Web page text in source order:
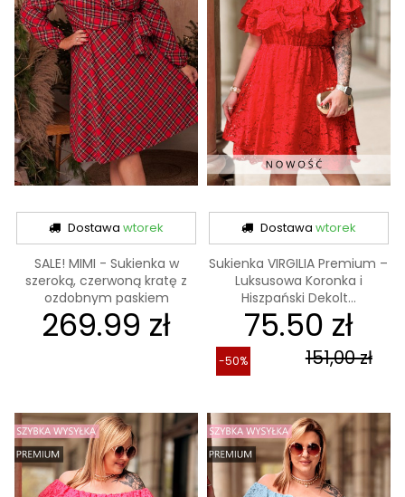
Dostawawtorek
SALE! MIMI - Sukienka w
szeroką, czerwoną kratę z
ozdobnym paskiem
269.99 zł
Dostawa wtorek
Sukienka VIRGILIA Premium –
Luksusowa Koronka i
Hiszpański Dekolt...
75.50 zł
151,00 zł
-50%